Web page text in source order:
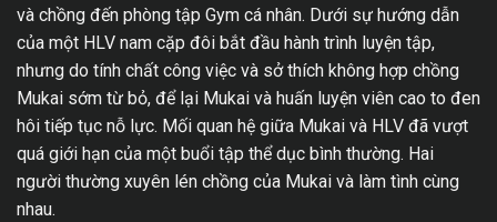
và chồng đến phòng tập Gym cá nhân. Dưới sự hướng dẫn
của một HLV nam cặp đôi bắt đầu hành trình luyện tập,
nhưng do tính chất công việc và sở thích không hợp chồng
Mukai sớm từ bỏ, để lại Mukai và huấn luyện viên cao to đen
hôi tiếp tục nỗ lực. Mối quan hệ giữa Mukai và HLV đã vượt
quá giới hạn của một buổi tập thể dục bình thường. Hai
người thường xuyên lén chồng của Mukai và làm tình cùng
nhau.